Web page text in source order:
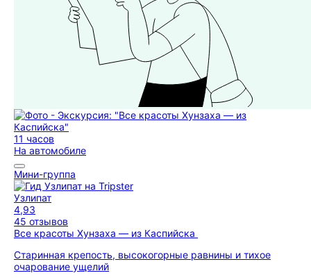
11 часов
На автомобиле
Мини-группа
Узлипат
4,93
45 отзывов
Все красоты Хунзаха — из Каспийска
Старинная крепость, высокогорные равнины и тихое
очарование ущелий